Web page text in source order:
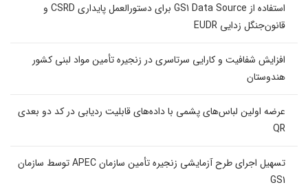
استفاده از GS1 Data Source برای دستورالعمل پایداری CSRD و
قانون‌جنگل زدایی EUDR
افزایش شفافیت و کارایی سرتاسری در زنجیره تأمین مواد لبنی کشور
هندوستان
عرضه اولین لباس‌های پشمی با داده‌های قابلیت ردیابی در کد دو بعدی
QR
تسهیل اجرای طرح آزمایشی زنجیره تأمین سازمان APEC توسط سازمان
GS1